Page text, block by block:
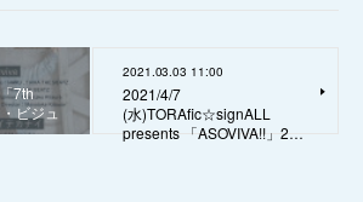
7th
ビジュ
2021.03.03 11:00
2021/4/7
(水)TORAfic☆signALL
presents 「ASOVIVA!!」2…